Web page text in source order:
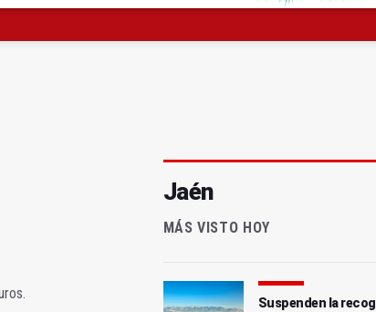
Jaén
MÁS VISTO HOY
Suspenden la